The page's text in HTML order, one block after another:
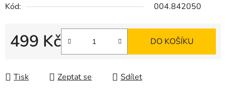
Kód:
004.842050
499 Kč DO KOŠÍKU
Tisk Zeptat se Sdílet